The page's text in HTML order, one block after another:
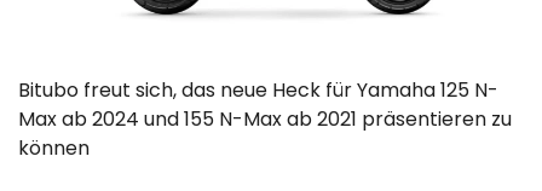
Bitubo freut sich, das neue Heck für Yamaha 125 N-
Max ab 2024 und 155 N-Max ab 2021 präsentieren zu
können